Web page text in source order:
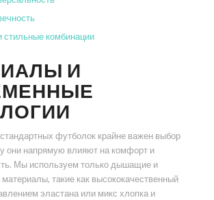
стильные комбинации
И
футболок крайне важен выбор
они напрямую влияют на комфорт и
Мы используем только дышащие и
такие как высококачественный
эластана или микс хлопка и